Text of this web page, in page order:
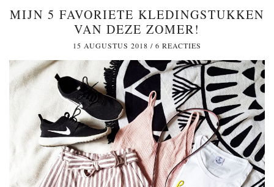
MIJN 5 FAVORIETE KLEDINGSTUKKEN
VAN DEZE ZOMER!
15 AUGUSTUS 2018 / 6 REACTIES